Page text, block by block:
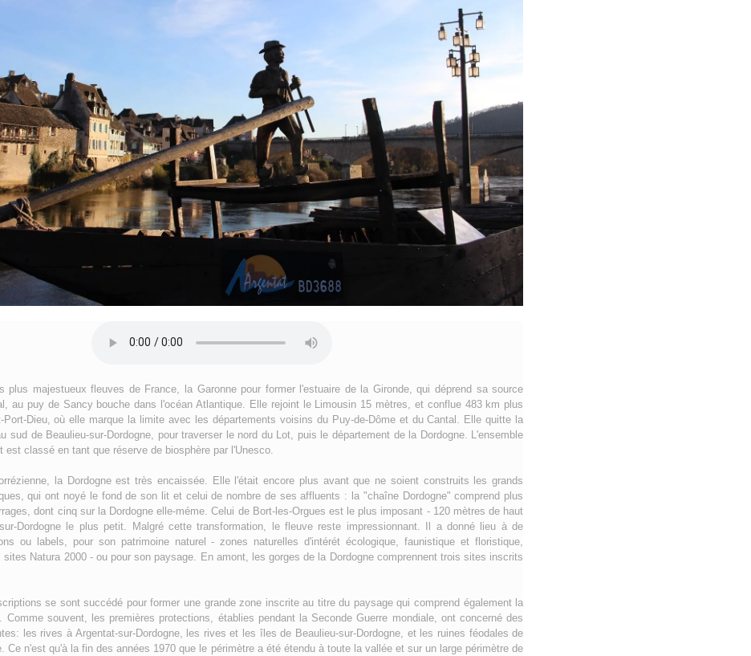
plus majestueux fleuves de France, la Garonne pour former l'estuaire de la Gironde, qui déprend sa source
au puy de Sancy bouche dans l'océan Atlantique. Elle rejoint le Limousin 15 mètres, et conflue 483 km plus
Port-Dieu, où elle marque la limite avec les départements voisins du Puy-de-Dôme et du Cantal. Elle quitte la
sud de Beaulieu-sur-Dordogne, pour traverser le nord du Lot, puis le département de la Dordogne. L'ensemble
est classé en tant que réserve de biosphère par l'Unesco.
la Dordogne est très encaissée. Elle l'était encore plus avant que ne soient construits les grands
qui ont noyé le fond de son lit et celui de nombre de ses affluents : la "chaîne Dordogne" comprend plus
dont cinq sur la Dordogne elle-méme. Celui de Bort-les-Orgues est le plus imposant - 120 mètres de haut
Dordogne le plus petit. Malgré cette transformation, le fleuve reste impressionnant. Il a donné lieu à de
ou labels, pour son patrimoine naturel - zones naturelles d'intérét écologique, faunistique et floristique,
sites Natura 2000 - ou pour son paysage. En amont, les gorges de la Dordogne comprennent trois sites inscrits
se sont succédé pour former une grande zone inscrite au titre du paysage qui comprend également la
Comme souvent, les premières protections, établies pendant la Seconde Guerre mondiale, ont concerné des
les rives à Argentat-sur-Dordogne, les rives et les îles de Beaulieu-sur-Dordogne, et les ruines féodales de
Ce n'est qu'à la fin des années 1970 que le périmètre a été étendu à toute la vallée et sur un large périmètre de